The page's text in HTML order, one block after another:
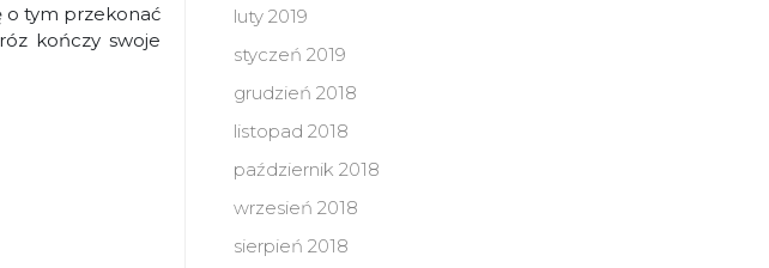
o tym przekonać
kończy swoje
luty 2019
styczeń 2019
grudzień 2018
listopad 2018
październik 2018
wrzesień 2018
sierpień 2018